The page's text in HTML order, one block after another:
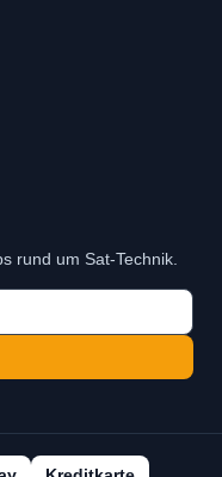
rund um Sat-Technik.